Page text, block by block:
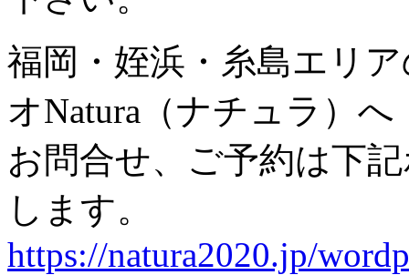
福岡・姪浜・糸島エリ
オNatura（ナチュラ）へ
お問合せ、ご予約は下
します。
https://natura2020.jp/